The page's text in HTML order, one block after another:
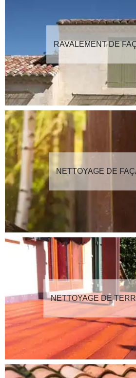
RAVALEMENT DE
NETTOYAGE DE
NETTOYAGE DE